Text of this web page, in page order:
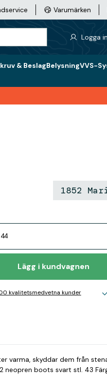
Varumärken
Logga in
& BeslagBelysningVVS-
1852
Lägg i kundvagnen
kvalitetsmedvetna kunder
varma, skyddar dem från
boots svart stl. 43